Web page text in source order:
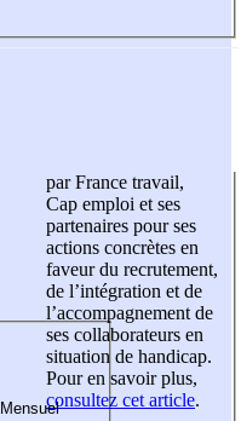
par France travail,
Cap emploi et ses
partenaires pour ses
actions concrètes en
faveur du recrutement,
de l’intégration et de
l’accompagnement de
ses collaborateurs en
situation de handicap.
Pour en savoir plus,
consultez cet article.